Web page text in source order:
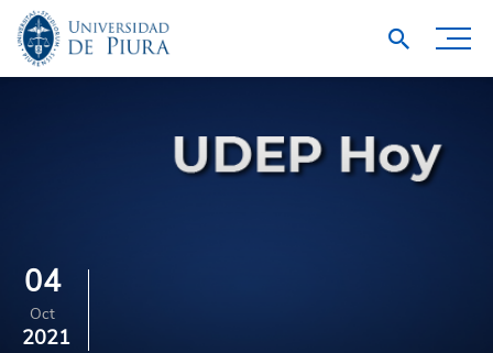
04
Oct
2021